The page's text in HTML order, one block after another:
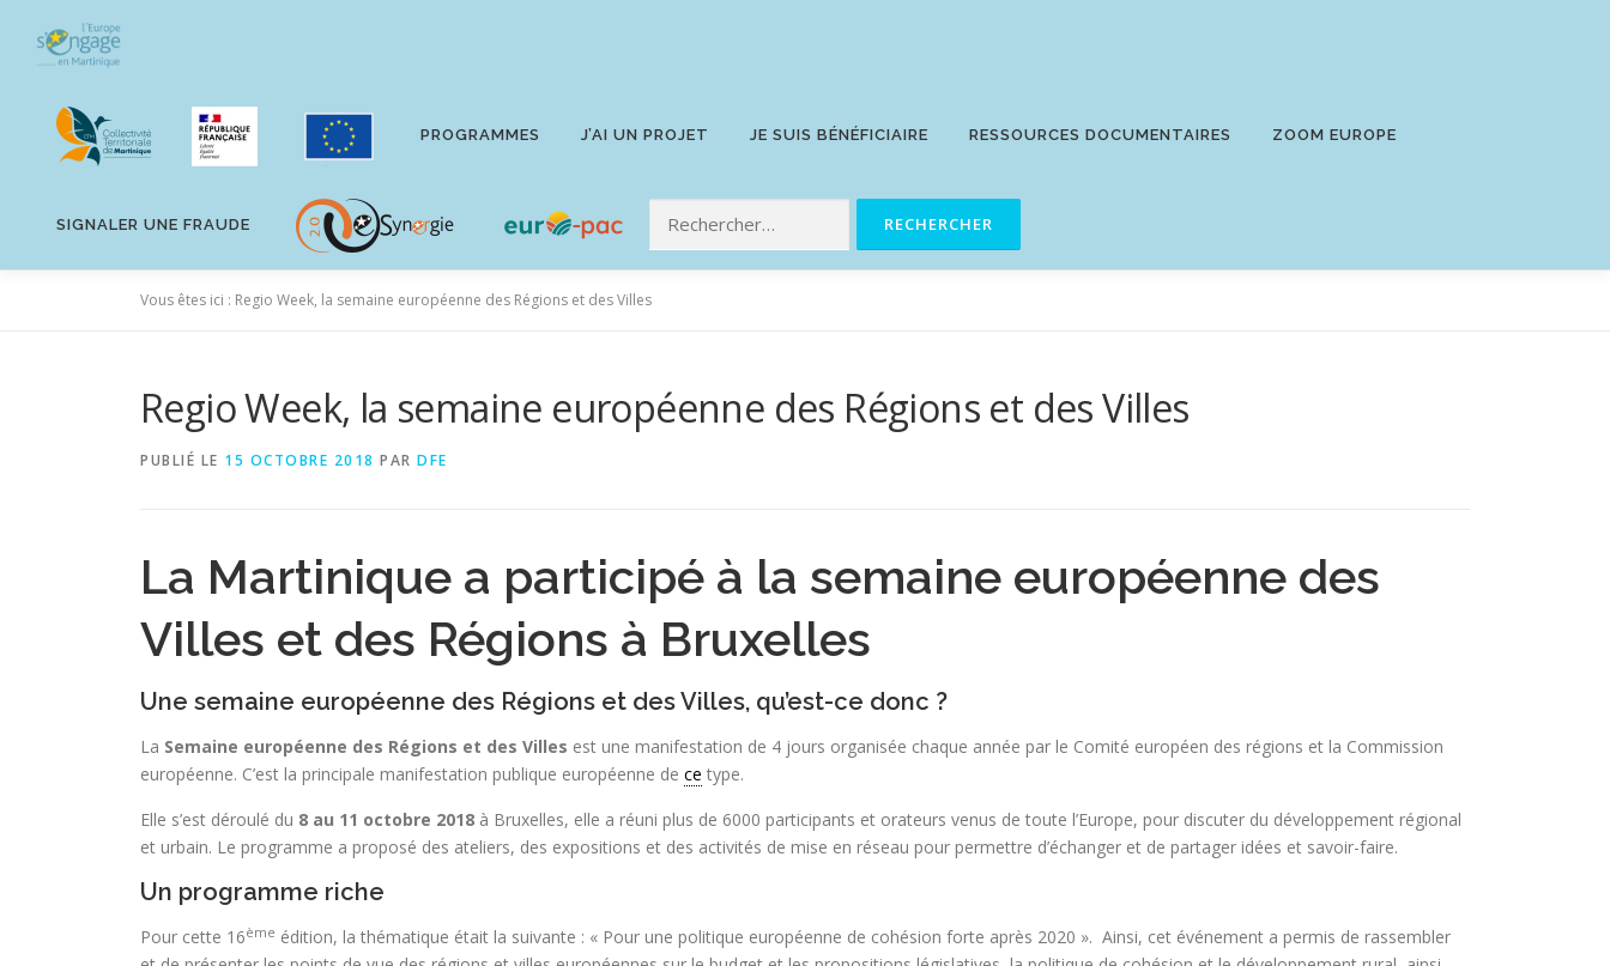
contenu
PROGRAMMES J’AI UN PROJET JE SUIS BÉNÉFICIAIRE RESSOURCES DOCUMENTAIRES ZOOM EUROPE
SIGNALER UNE FRAUDE
Vous êtes ici : Regio Week, la semaine européenne des Régions et des Villes
Regio Week, la semaine européenne des Régions et des Villes
PUBLIÉ LE 15 OCTOBRE 2018 PAR DFE
La Martinique a participé à la semaine européenne des
Villes et des Régions à Bruxelles
Une semaine européenne des Régions et des Villes, qu’est-ce donc ?
La Semaine européenne des Régions et des Villes est une manifestation de 4 jours organisée chaque année par le Comité européen des régions et la Commission
européenne. C’est la principale manifestation publique européenne de ce type.
Elle s’est déroulé du 8 au 11 octobre 2018 à Bruxelles, elle a réuni plus de 6000 participants et orateurs venus de toute l’Europe, pour discuter du développement régional
et urbain. Le programme a proposé des ateliers, des expositions et des activités de mise en réseau pour permettre d’échanger et de partager idées et savoir-faire.
Un programme riche
Pour cette 16ème édition, la thématique était la suivante : « Pour une politique européenne de cohésion forte après 2020 ». Ainsi, cet événement a permis de rassembler